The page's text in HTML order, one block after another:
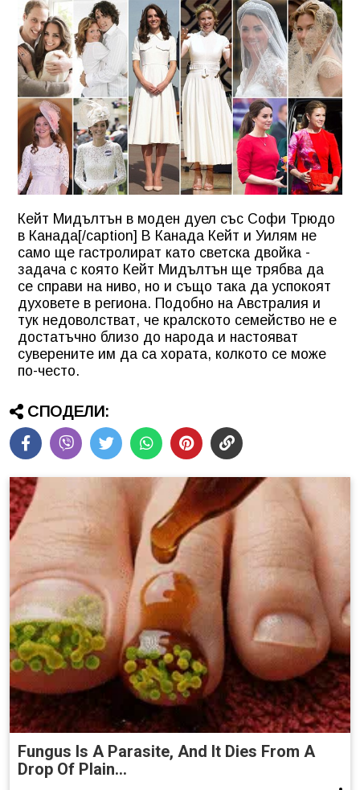
Кейт Мидълтън в моден дуел със Софи Трюдо
в Канада[/caption] В Канада Кейт и Уилям не
само ще гастролират като светска двойка -
задача с която Кейт Мидълтън ще трябва да
се справи на ниво, но и също така да успокоят
духовете в региона. Подобно на Австралия и
тук недоволстват, че кралското семейство не е
достатъчно близо до народа и настояват
суверените им да са хората, колкото се може
по-често.
СПОДЕЛИ:
Fungus Is A Parasite, And It Dies From A
Drop Of Plain...